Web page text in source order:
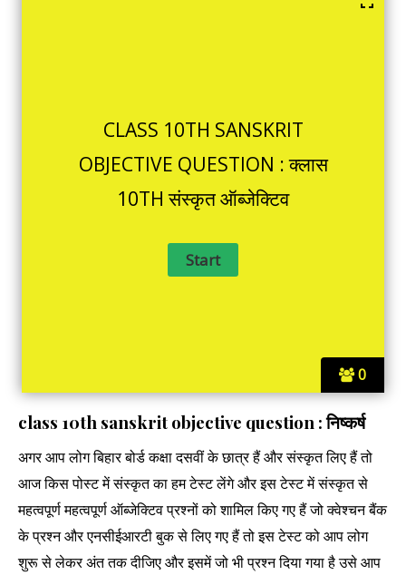
0
CLASS 10TH SANSKRIT
OBJECTIVE QUESTION : क्लास
10TH संस्कृत ऑब्जेक्टिव
class 10th sanskrit objective question : निष्कर्ष
अगर आप लोग बिहार बोर्ड कक्षा दसवीं के छात्र हैं और संस्कृत लिए हैं तो
आज किस पोस्ट में संस्कृत का हम टेस्ट लेंगे और इस टेस्ट में संस्कृत से
महत्वपूर्ण महत्वपूर्ण ऑब्जेक्टिव प्रश्नों को शामिल किए गए हैं जो क्वेश्चन बैंक
के प्रश्न और एनसीईआरटी बुक से लिए गए हैं तो इस टेस्ट को आप लोग
शुरू से लेकर अंत तक दीजिए और इसमें जो भी प्रश्न दिया गया है उसे आप